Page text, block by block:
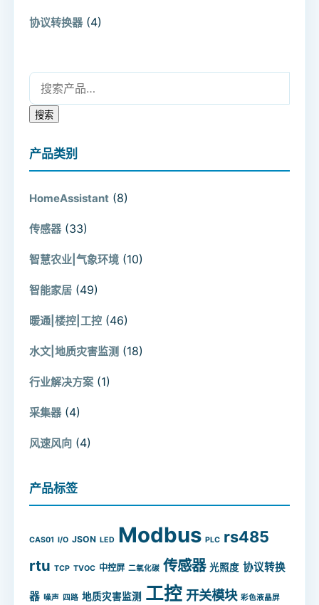
协议转换器 (4)
搜索：
搜索
产品类别
HomeAssistant (8)
传感器 (33)
智慧农业|气象环境 (10)
智能家居 (49)
暖通|楼控|工控 (46)
水文|地质灾害监测 (18)
行业解决方案 (1)
采集器 (4)
风速风向 (4)
产品标签
CAS01 I/O JSON LED Modbus PLC rs485
rtu TCP TVOC 中控屏 二氧化碳 传感器 光照度 协议转换
器 噪声 四路 地质灾害监测 工控 开关模块 彩色液晶屏